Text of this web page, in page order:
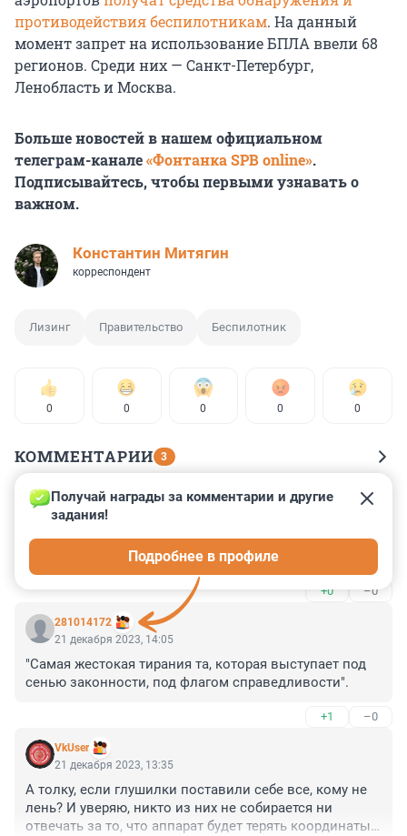
противодействия беспилотникам. На данный
момент запрет на использование БПЛА ввели 68
регионов. Среди них — Санкт-Петербург,
Ленобласть и Москва.
Больше новостей в нашем официальном
телеграм-канале«Фонтанка SPB online».
Подписывайтесь, чтобы первыми узнавать о
важном.
Константин Митягин
корреспондент
Лизинг Правительство Беспилотник
0 0 0 0 0
КОММЕНТАРИИ 3
Гость
21 декабря 2023, 14:17
Зачем эти натужные фантазии о светлом будущем...?
Сделайте, потом хвастайтесь......
+0 –0
281014172
Получай награды за комментарии и другие
задания!
Подробнее в профиле
21 декабря 2023, 14:05
"Самая жестокая тирания та, которая выступает под
сенью законности, под флагом справедливости".
+1 –0
VkUser
21 декабря 2023, 13:35
А толку, если глушилки поставили себе все, кому не
лень? И уверяю, никто из них не собирается ни
отвечать за то, что аппарат будет терять координаты